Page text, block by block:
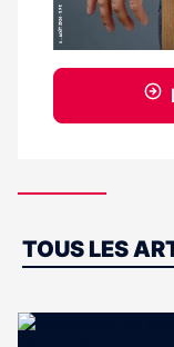
Dernières
TOUS LES